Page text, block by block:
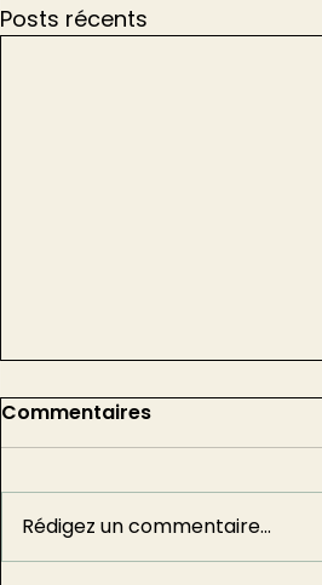
Posts récents
Commentaires
Rédigez un commentaire...